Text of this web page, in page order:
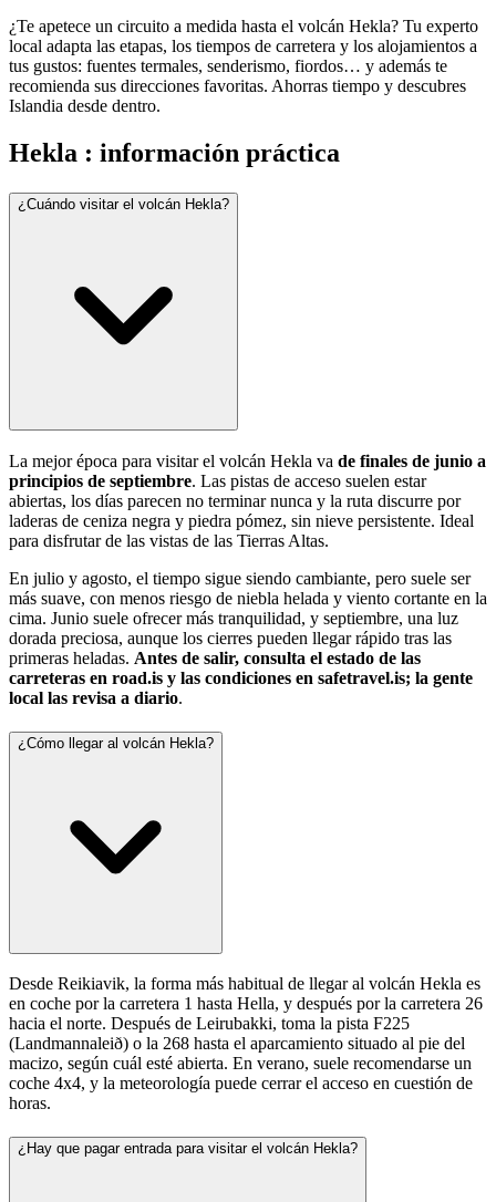
¿Te apetece un circuito a medida hasta el volcán Hekla? Tu experto
local adapta las etapas, los tiempos de carretera y los alojamientos a
tus gustos: fuentes termales, senderismo, fiordos… y además te
recomienda sus direcciones favoritas. Ahorras tiempo y descubres
Islandia desde dentro.
Hekla : información práctica
¿Cuándo visitar el volcán Hekla?
La mejor época para visitar el volcán Hekla va de finales de junio a
principios de septiembre. Las pistas de acceso suelen estar
abiertas, los días parecen no terminar nunca y la ruta discurre por
laderas de ceniza negra y piedra pómez, sin nieve persistente. Ideal
para disfrutar de las vistas de las Tierras Altas.
En julio y agosto, el tiempo sigue siendo cambiante, pero suele ser
más suave, con menos riesgo de niebla helada y viento cortante en la
cima. Junio suele ofrecer más tranquilidad, y septiembre, una luz
dorada preciosa, aunque los cierres pueden llegar rápido tras las
primeras heladas. Antes de salir, consulta el estado de las
carreteras en road.is y las condiciones en safetravel.is; la gente
local las revisa a diario.
¿Cómo llegar al volcán Hekla?
Desde Reikiavik, la forma más habitual de llegar al volcán Hekla es
en coche por la carretera 1 hasta Hella, y después por la carretera 26
hacia el norte. Después de Leirubakki, toma la pista F225
(Landmannaleið) o la 268 hasta el aparcamiento situado al pie del
macizo, según cuál esté abierta. En verano, suele recomendarse un
coche 4x4, y la meteorología puede cerrar el acceso en cuestión de
horas.
¿Hay que pagar entrada para visitar el volcán Hekla?